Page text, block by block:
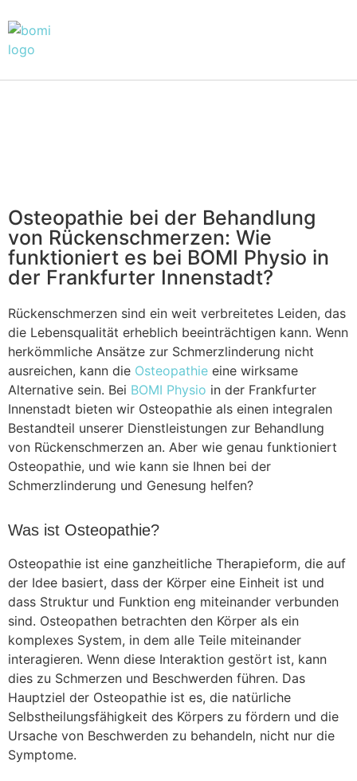
Osteopathie bei der Behandlung
von Rückenschmerzen: Wie
funktioniert es bei BOMI Physio in
der Frankfurter Innenstadt?
Rückenschmerzen sind ein weit verbreitetes Leiden, das
die Lebensqualität erheblich beeinträchtigen kann. Wenn
herkömmliche Ansätze zur Schmerzlinderung nicht
ausreichen, kann die Osteopathie eine wirksame
Alternative sein. Bei BOMI Physio in der Frankfurter
Innenstadt bieten wir Osteopathie als einen integralen
Bestandteil unserer Dienstleistungen zur Behandlung
von Rückenschmerzen an. Aber wie genau funktioniert
Osteopathie, und wie kann sie Ihnen bei der
Schmerzlinderung und Genesung helfen?
Was ist Osteopathie?
Osteopathie ist eine ganzheitliche Therapieform, die auf
der Idee basiert, dass der Körper eine Einheit ist und
dass Struktur und Funktion eng miteinander verbunden
sind. Osteopathen betrachten den Körper als ein
komplexes System, in dem alle Teile miteinander
interagieren. Wenn diese Interaktion gestört ist, kann
dies zu Schmerzen und Beschwerden führen. Das
Hauptziel der Osteopathie ist es, die natürliche
Selbstheilungsfähigkeit des Körpers zu fördern und die
Ursache von Beschwerden zu behandeln, nicht nur die
Symptome.